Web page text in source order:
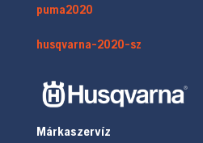
puma2020
husqvarna-2020-sz
Márkaszervíz